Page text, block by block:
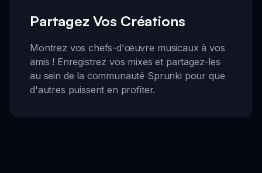
Partagez Vos Créations
Montrez vos chefs-d'œuvre musicaux à vos
amis ! Enregistrez vos mixes et partagez-les
au sein de la communauté Sprunki pour que
d'autres puissent en profiter.